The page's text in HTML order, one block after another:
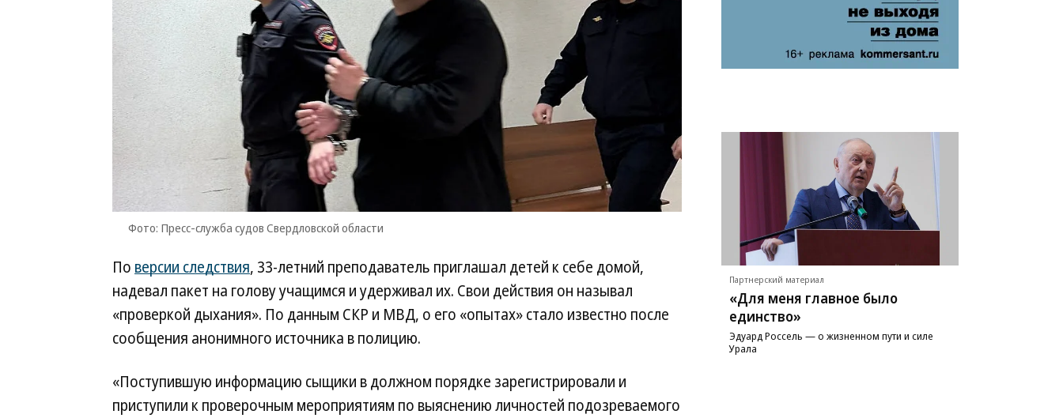
Фото: Пресс-служба судов Свердловской области
По версии следствия, 33-летний преподаватель приглашал детей к себе домой,
надевал пакет на голову учащимся и удерживал их. Свои действия он называл
«проверкой дыхания». По данным СКР и МВД, о его «опытах» стало известно после
сообщения анонимного источника в полицию.
«Поступившую информацию сыщики в должном порядке зарегистрировали и
приступили к проверочным мероприятиям по выяснению личностей подозреваемого
Партнерский материал
«Для меня главное было
единство»
Эдуард Россель — о жизненном пути и силе
Урала